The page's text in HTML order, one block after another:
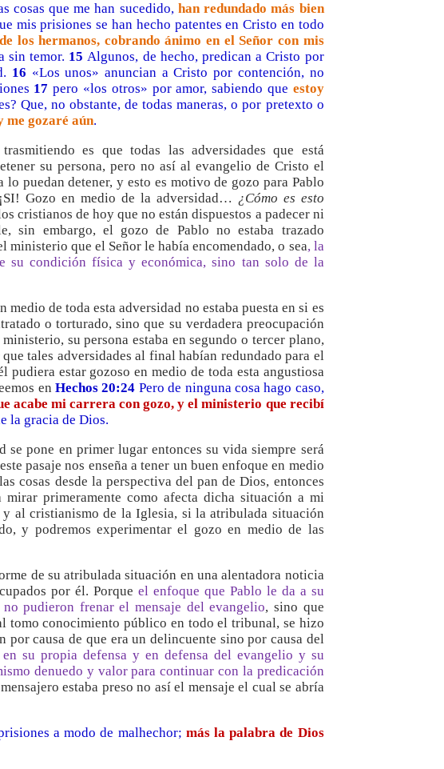
cosas que me han sucedido, han redundado más bien
mis prisiones se han hecho patentes en Cristo en todo
los hermanos, cobrando ánimo en el Señor con mis
sin temor. 15 Algunos, de hecho, predican a Cristo por
16 «Los unos» anuncian a Cristo por contención, no
17 pero «los otros» por amor, sabiendo que estoy
Que, no obstante, de todas maneras, o por pretexto o
me gozaré aún.
es que todas las adversidades que está
su persona, pero no así al evangelio de Cristo el
puedan detener, y esto es motivo de gozo para Pablo
Gozo en medio de la adversidad… ¿Cómo es esto
cristianos de hoy que no están dispuestos a padecer ni
sin embargo, el gozo de Pablo no estaba trazado
que el Señor le había encomendado, o sea, la
su condición física y económica, sino tan solo de la
de toda esta adversidad no estaba puesta en si es
o torturado, sino que su verdadera preocupación
su persona estaba en segundo o tercer plano,
tales adversidades al final habían redundado para el
estar gozoso en medio de toda esta angustiosa
enHechos 20:24 Pero de ninguna cosa hago caso,
acabe mi carrera con gozo, y el ministerio que recibí
la gracia de Dios.
se pone en primer lugar entonces su vida siempre será
pasaje nos enseña a tener un buen enfoque en medio
cosas desde la perspectiva del pan de Dios, entonces
primeramente como afecta dicha situación a mi
al cristianismo de la Iglesia, si la atribulada situación
y podremos experimentar el gozo en medio de las
de su atribulada situación en una alentadora noticia
por él. Porqueel enfoque que Pablo le da a su
pudieron frenar el mensaje del evangelio, sino que
tomo conocimiento público en todo el tribunal, se hizo
causa de que era un delincuente sino por causa del
su propia defensa y en defensa del evangelio y su
denuedo y valor para continuar con la predicación
estaba preso no así el mensaje el cual se abría
a modo de malhechor; más la palabra de Dios